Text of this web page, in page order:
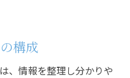
構成
、情報を整理し分かりや